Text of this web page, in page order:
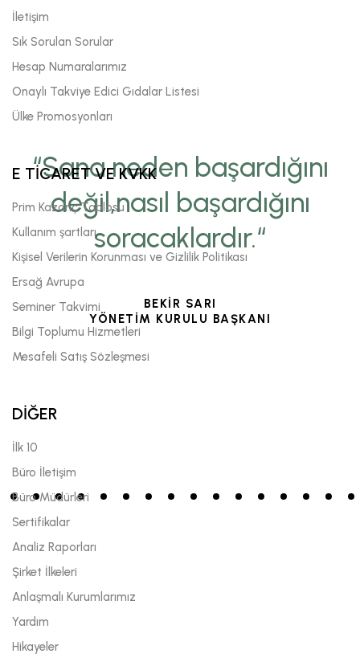
“Sana neden başardığını
değil,nasıl başardığını
soracaklardır.“
BEKİR SARI
YÖNETİM KURULU BAŞKANI
İletişim
Sık Sorulan Sorular
Hesap Numaralarımız
Onaylı Takviye Edici Gıdalar Listesi
Ülke Promosyonları
E TİCARET VE KVKK
Prim Kazanç Tablosu
Kullanım şartları
Kişisel Verilerin Korunması ve Gizlilik Politikası
Ersağ Avrupa
Seminer Takvimi
Bilgi Toplumu Hizmetleri
Mesafeli Satış Sözleşmesi
DİĞER
İlk 10
Büro İletişim
Büro Müdürleri
Sertifikalar
Analiz Raporları
Şirket İlkeleri
Anlaşmalı Kurumlarımız
Yardım
Hikayeler